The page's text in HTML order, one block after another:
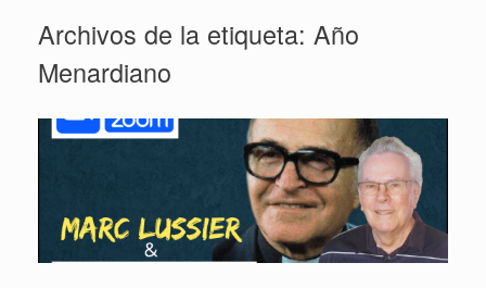
Archivos de la etiqueta: Año
Menardiano